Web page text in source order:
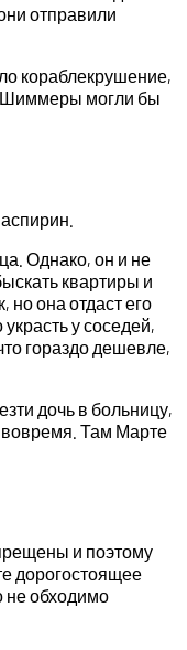
отправили
кораблекрушение,
Шиммеры могли бы
Однако, он и не
квартиры и
но она отдаст его
у соседей,
гораздо дешевле,
дочь в больницу,
вовремя. Там Марте
и поэтому
дорогостоящее
не обходимо